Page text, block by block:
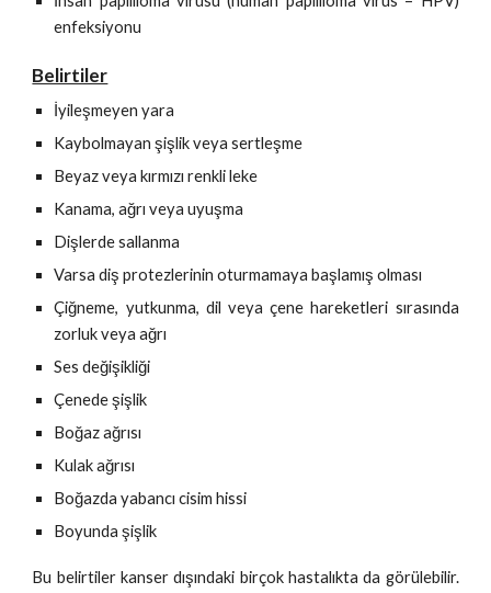
enfeksiyonu
Belirtiler
İyileşmeyen yara
Kaybolmayan şişlik veya sertleşme
Beyaz veya kırmızı renkli leke
Kanama, ağrı veya uyuşma
Dişlerde sallanma
Varsa diş protezlerinin oturmamaya başlamış olması
Çiğneme, yutkunma, dil veya çene hareketleri sırasında
zorluk veya ağrı
Ses değişikliği
Çenede şişlik
Boğaz ağrısı
Kulak ağrısı
Boğazda yabancı cisim hissi
Boyunda şişlik
Bu belirtiler kanser dışındaki birçok hastalıkta da görülebilir.